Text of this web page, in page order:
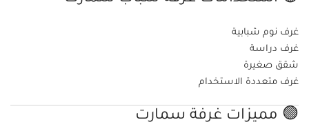
غرف نوم شبابية
غرف دراسة
شقق صغيرة
غرف متعددة الاستخدام
🟢 مميزات غرفة سمارت